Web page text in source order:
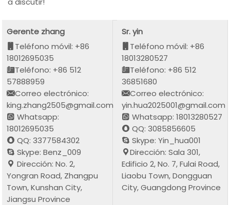
Gerente zhang
Teléfono móvil: +86
18012695035
Teléfono: +86 512
57888959
Correo electrónico:
king.zhang2505@gmail.com
Whatsapp:
18012695035
QQ: 3377584302
Skype: Benz_009
Dirección: No. 2,
Yongran Road, Zhangpu
Town, Kunshan City,
Jiangsu Province
Sr. yin
Teléfono móvil: +86
18013280527
Teléfono: +86 512
36851680
Correo electrónico:
yin.hua2025001@gmail.com
Whatsapp: 18013280527
QQ: 3085856605
Skype: Yin_hua001
Dirección: Sala 301,
Edificio 2, No. 7, Fulai Road,
Liaobu Town, Dongguan
City, Guangdong Province